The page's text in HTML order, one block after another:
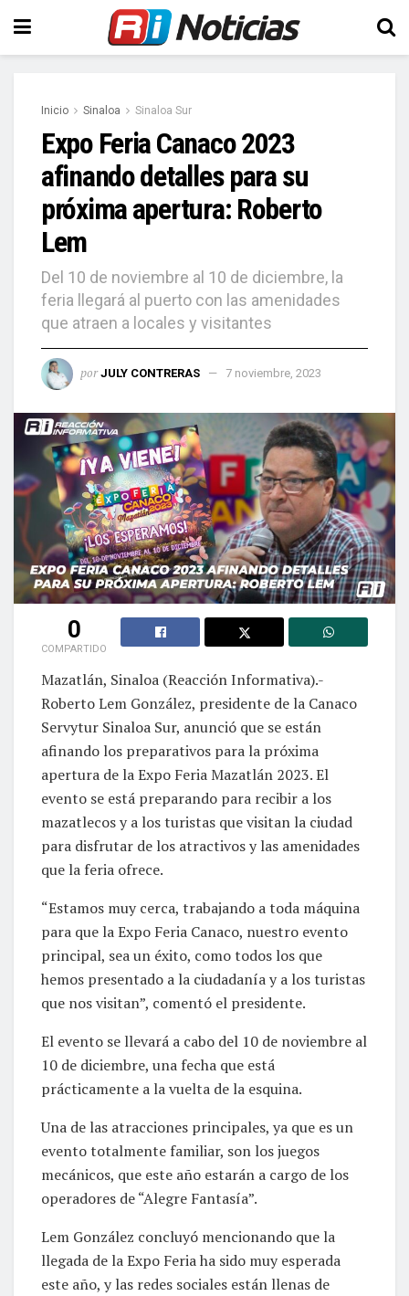
Inicio Sinaloa Sinaloa Sur
Expo Feria Canaco 2023
afinando detalles para su
próxima apertura: Roberto
Lem
Del 10 de noviembre al 10 de diciembre, la
feria llegará al puerto con las amenidades
que atraen a locales y visitantes
por JULY CONTRERAS 7 noviembre, 2023
0
COMPARTIDO
Mazatlán, Sinaloa (Reacción Informativa).-
Roberto Lem González, presidente de la Canaco
Servytur Sinaloa Sur, anunció que se están
afinando los preparativos para la próxima
apertura de la Expo Feria Mazatlán 2023. El
evento se está preparando para recibir a los
mazatlecos y a los turistas que visitan la ciudad
para disfrutar de los atractivos y las amenidades
que la feria ofrece.
“Estamos muy cerca, trabajando a toda máquina
para que la Expo Feria Canaco, nuestro evento
principal, sea un éxito, como todos los que
hemos presentado a la ciudadanía y a los turistas
que nos visitan”, comentó el presidente.
El evento se llevará a cabo del 10 de noviembre al
10 de diciembre, una fecha que está
prácticamente a la vuelta de la esquina.
Una de las atracciones principales, ya que es un
evento totalmente familiar, son los juegos
mecánicos, que este año estarán a cargo de los
operadores de “Alegre Fantasía”.
Lem González concluyó mencionando que la
llegada de la Expo Feria ha sido muy esperada
este año, y las redes sociales están llenas de